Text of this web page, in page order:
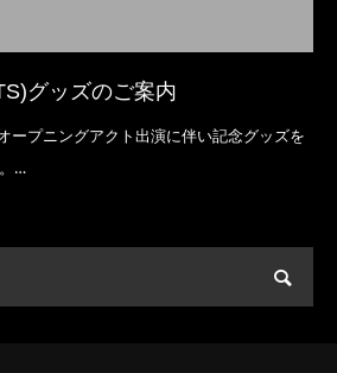
グッズのご案内
ープニングアクト出演に伴い記念グッズを
…